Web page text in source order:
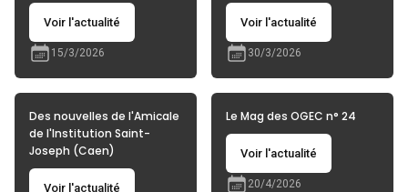
Voir l'actualité
15/3/2026
Voir l'actualité
30/3/2026
Des nouvelles de l'Amicale
de l'Institution Saint-
Joseph (Caen)
Voir l'actualité
Le Mag des OGEC n° 24
Voir l'actualité
20/4/2026